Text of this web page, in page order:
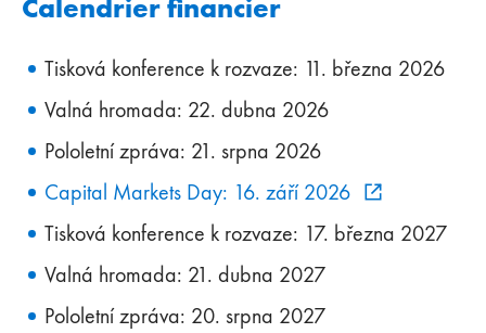
Calendrier financier
Tisková konference k rozvaze: 11. března 2026
Valná hromada: 22. dubna 2026
Pololetní zpráva: 21. srpna 2026
Capital Markets Day: 16. září 2026
Tisková konference k rozvaze: 17. března 2027
Valná hromada: 21. dubna 2027
Pololetní zpráva: 20. srpna 2027